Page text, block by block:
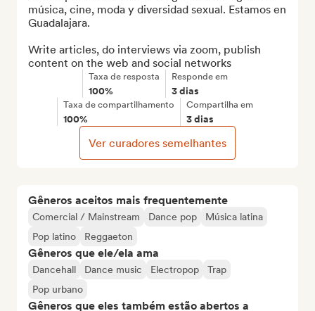
Gêneros aceitos mais frequentemente
Comercial / Mainstream Dance pop
Música latina
Pop latino
Reggaeton
Gêneros que ele/ela ama
Dancehall Dance music Electropop
Trap
Pop urbano
Gêneros que eles também estão abertos a
música, cine, moda y diversidad sexual. Estamos en
Guadalajara.
Write articles, do interviews via zoom, publish
content on the web and social networks
Taxa de resposta
100%
Responde em
3 dias
Taxa de compartilhamento
100%
Compartilha em
3 dias
Ver curadores semelhantes